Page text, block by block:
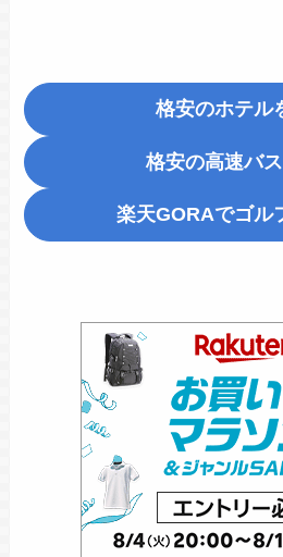
格安のホテル
格安の高速バ
楽天GORAでゴル